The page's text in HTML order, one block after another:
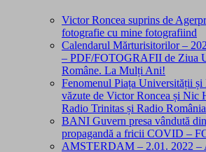
Victor Roncea suprins de
fotografie cu mine fotografiind
Calendarul Mărturisitorilor –
– PDF/FOTOGRAFII de Ziua
Române. La Mulți Ani!
Fenomenul Piața Universității
văzute de Victor Roncea și Nic
Radio Trinitas și Radio
BANI Guvern presa vândută
propagandă a fricii COVID –
AMSTERDAM – 2.01. 2022 –